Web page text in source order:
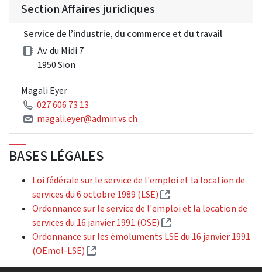
Section Affaires juridiques
Service de l’industrie, du commerce et du travail
Av. du Midi 7
1950 Sion
Magali Eyer
027 606 73 13
magali.eyer@admin.vs.ch
BASES LÉGALES
Loi fédérale sur le service de l'emploi et la location de
services du 6 octobre 1989 (LSE)
(External link)
Ordonnance sur le service de l'emploi et la location de
services du 16 janvier 1991 (OSE)
(External link)
Ordonnance sur les émoluments LSE du 16 janvier 1991
(OEmol-LSE)
(External link)